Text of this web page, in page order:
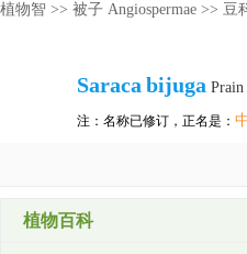
植物智 >> 被子 Angiospermae >> 豆
Saraca bijuga
注：名称已修订，正名是：
植物百科